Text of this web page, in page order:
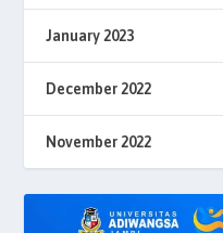
January 2023
December 2022
November 2022